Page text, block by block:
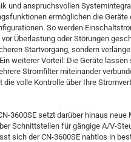
und anspruchsvollen
ermöglichen die
So werden
Überlastung oder Störungen
Startvorgang, sondern
weiterer Vorteil: Die Geräte
Stromfilter miteinander
die volle Kontrolle über Ihre
3600SE setzt darüber hinaus
Schnittstellen für gängige A/V-
sich der CN-3600SE nahtlos in